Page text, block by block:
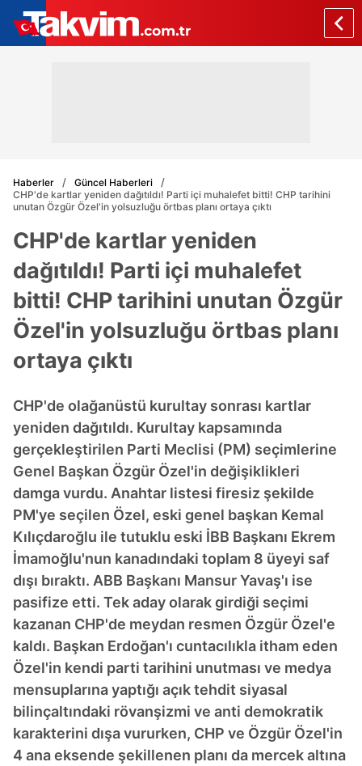
Haberler
Güncel Haberleri
CHP'de kartlar yeniden dağıtıldı! Parti içi muhalefet bitti! CHP tarihini
unutan Özgür Özel'in yolsuzluğu örtbas planı ortaya çıktı
CHP'de kartlar yeniden
dağıtıldı! Parti içi muhalefet
bitti! CHP tarihini unutan Özgür
Özel'in yolsuzluğu örtbas planı
ortaya çıktı
CHP'de olağanüstü kurultay sonrası kartlar
yeniden dağıtıldı. Kurultay kapsamında
gerçekleştirilen Parti Meclisi (PM) seçimlerine
Genel Başkan Özgür Özel'in değişiklikleri
damga vurdu. Anahtar listesi firesiz şekilde
PM'ye seçilen Özel, eski genel başkan Kemal
Kılıçdaroğlu ile tutuklu eski İBB Başkanı Ekrem
İmamoğlu'nun kanadındaki toplam 8 üyeyi saf
dışı bıraktı. ABB Başkanı Mansur Yavaş'ı ise
pasifize etti. Tek aday olarak girdiği seçimi
kazanan CHP'de meydan resmen Özgür Özel'e
kaldı. Başkan Erdoğan'ı cuntacılıkla itham eden
Özel'in kendi parti tarihini unutması ve medya
mensuplarına yaptığı açık tehdit siyasal
bilinçaltındaki rövanşizmi ve anti demokratik
karakterini dışa vururken, CHP ve Özgür Özel'in
4 ana eksende şekillenen planı da mercek altına